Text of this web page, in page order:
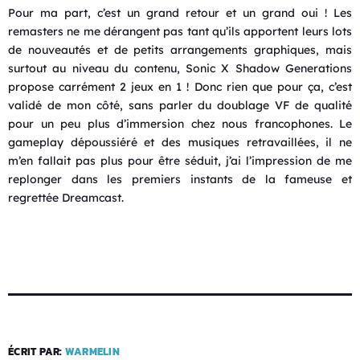
Pour ma part, c’est un grand retour et un grand oui ! Les
remasters ne me dérangent pas tant qu’ils apportent leurs lots
de nouveautés et de petits arrangements graphiques, mais
surtout au niveau du contenu, Sonic X Shadow Generations
propose carrément 2 jeux en 1 ! Donc rien que pour ça, c’est
validé de mon côté, sans parler du doublage VF de qualité
pour un peu plus d’immersion chez nous francophones. Le
gameplay dépoussiéré et des musiques retravaillées, il ne
m’en fallait pas plus pour être séduit, j’ai l’impression de me
replonger dans les premiers instants de la fameuse et
regrettée Dreamcast.
ÉCRIT PAR: WARMELIN